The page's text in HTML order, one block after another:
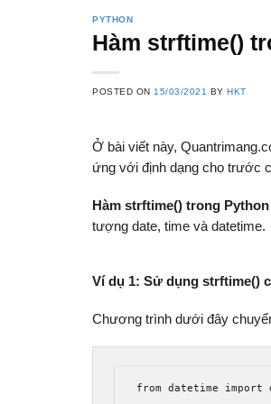
PYTHON
Hàm strftime()
POSTED ON 15/03/2021 BYHKT
Ở bài viết này,
ứng với định dạng cho trước
Hàm strftime() trong Python
tượng date, time và datetime.
Ví dụ 1: Sử dụng strftime()
Chương trình dưới đây
from datetime import